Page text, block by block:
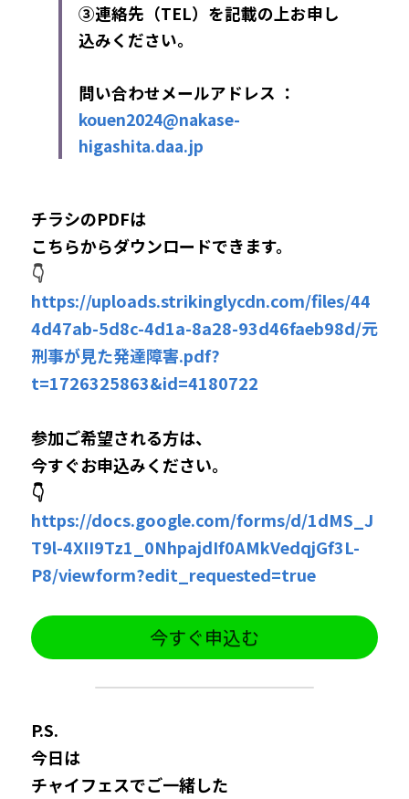
③連絡先（TEL）を記載の上お申し
込みください。
問い合わせメールアドレス ：
kouen2024@nakase-
higashita.daa.jp
チラシのPDFは
こちらからダウンロードできます。
👇
https://uploads.strikinglycdn.com/files/44
4d47ab-5d8c-4d1a-8a28-93d46faeb98d/元
刑事が見た発達障害.pdf?
t=1726325863&id=4180722
参加ご希望される方は、
今すぐお申込みください。
👇
https://docs.google.com/forms/d/1dMS_J
T9l-4XII9Tz1_0NhpajdIf0AMkVedqjGf3L-
P8/viewform?edit_requested=true
今すぐ申込む
P.S.
今日は
チャイフェスでご一緒した